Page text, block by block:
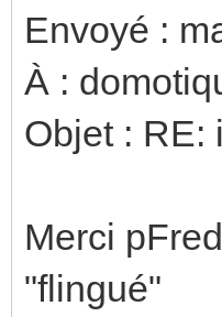
Envoyé :
À :
Objet : RE:
Merci
"flingué"